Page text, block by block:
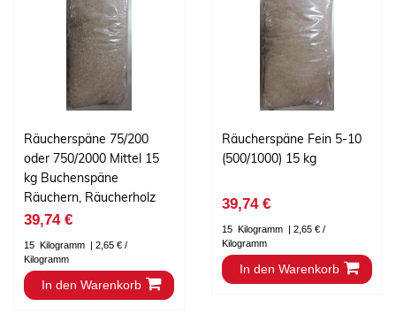
Räucherspäne 75/200
oder 750/2000 Mittel 15
kg Buchenspäne
Räuchern, Räucherholz
39,74 €
15 Kilogramm | 2,65 € /
Kilogramm
In den Warenkorb
Räucherspäne Fein 5-10
(500/1000) 15 kg
39,74 €
15 Kilogramm | 2,65 € /
Kilogramm
In den Warenkorb